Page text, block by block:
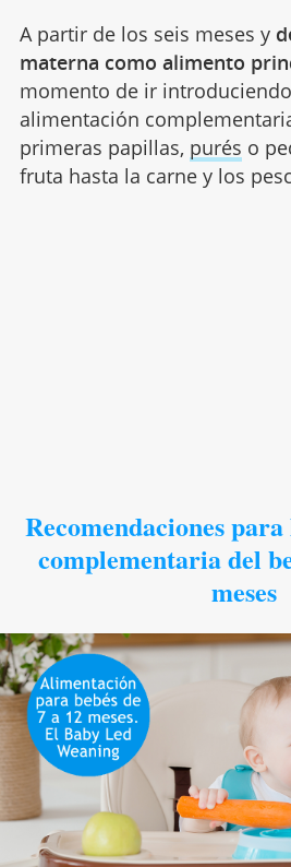
A partir de los seis meses y
materna como alimento
momento de ir
alimentación
primeras papillas, purés o
fruta hasta la carne y los
Recomendaciones
complementaria del
meses